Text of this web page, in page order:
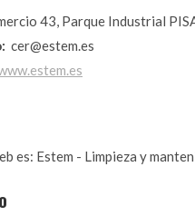
43, Parque Industrial
cer@estem.es
es: Estem - Limpieza y